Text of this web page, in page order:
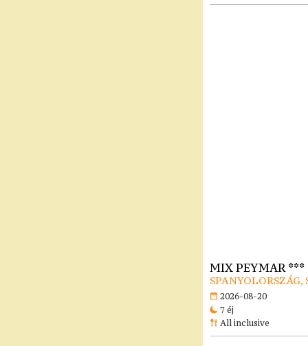
MIX PEYMAR ***
2026-08-20
7 éj
All inclusive